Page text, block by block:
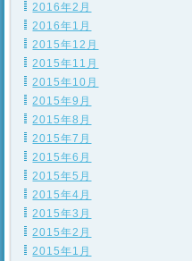
2016年2月
2016年1月
2015年12月
2015年11月
2015年10月
2015年9月
2015年8月
2015年7月
2015年6月
2015年5月
2015年4月
2015年3月
2015年2月
2015年1月